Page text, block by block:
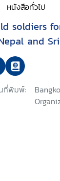
หนังสือทั่วไป
soldiers
and
ที่พิมพ์: